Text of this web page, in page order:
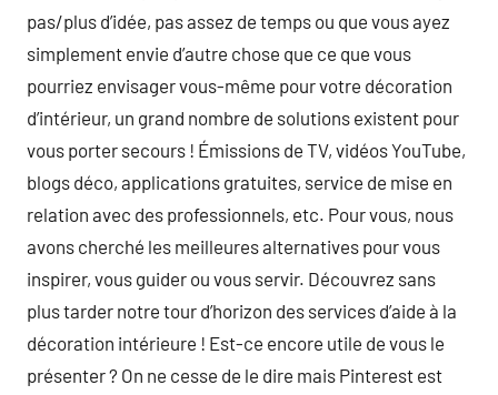
pas/plus d’idée, pas assez de temps ou que vous ayez
simplement envie d’autre chose que ce que vous
pourriez envisager vous-même pour votre décoration
d’intérieur, un grand nombre de solutions existent pour
vous porter secours ! Émissions de TV, vidéos YouTube,
blogs déco, applications gratuites, service de mise en
relation avec des professionnels, etc. Pour vous, nous
avons cherché les meilleures alternatives pour vous
inspirer, vous guider ou vous servir. Découvrez sans
plus tarder notre tour d’horizon des services d’aide à la
décoration intérieure ! Est-ce encore utile de vous le
présenter ? On ne cesse de le dire mais Pinterest est